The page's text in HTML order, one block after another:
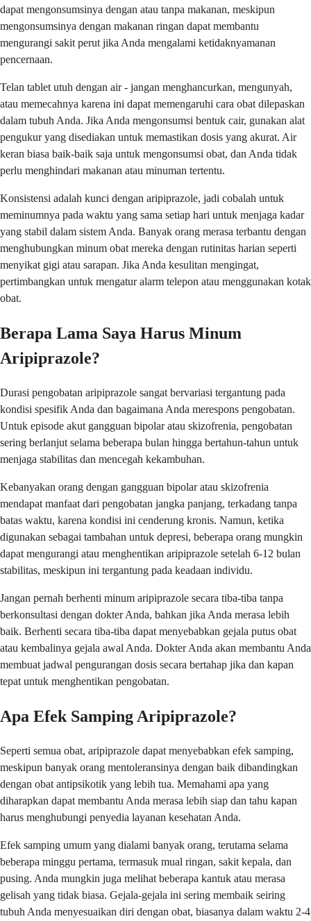
dapat mengonsumsinya dengan atau tanpa makanan, meskipun
mengonsumsinya dengan makanan ringan dapat membantu
mengurangi sakit perut jika Anda mengalami ketidaknyamanan
pencernaan.
Telan tablet utuh dengan air - jangan menghancurkan, mengunyah,
atau memecahnya karena ini dapat memengaruhi cara obat dilepaskan
dalam tubuh Anda. Jika Anda mengonsumsi bentuk cair, gunakan alat
pengukur yang disediakan untuk memastikan dosis yang akurat. Air
keran biasa baik-baik saja untuk mengonsumsi obat, dan Anda tidak
perlu menghindari makanan atau minuman tertentu.
Konsistensi adalah kunci dengan aripiprazole, jadi cobalah untuk
meminumnya pada waktu yang sama setiap hari untuk menjaga kadar
yang stabil dalam sistem Anda. Banyak orang merasa terbantu dengan
menghubungkan minum obat mereka dengan rutinitas harian seperti
menyikat gigi atau sarapan. Jika Anda kesulitan mengingat,
pertimbangkan untuk mengatur alarm telepon atau menggunakan kotak
obat.
Berapa Lama Saya Harus Minum
Aripiprazole?
Durasi pengobatan aripiprazole sangat bervariasi tergantung pada
kondisi spesifik Anda dan bagaimana Anda merespons pengobatan.
Untuk episode akut gangguan bipolar atau skizofrenia, pengobatan
sering berlanjut selama beberapa bulan hingga bertahun-tahun untuk
menjaga stabilitas dan mencegah kekambuhan.
Kebanyakan orang dengan gangguan bipolar atau skizofrenia
mendapat manfaat dari pengobatan jangka panjang, terkadang tanpa
batas waktu, karena kondisi ini cenderung kronis. Namun, ketika
digunakan sebagai tambahan untuk depresi, beberapa orang mungkin
dapat mengurangi atau menghentikan aripiprazole setelah 6-12 bulan
stabilitas, meskipun ini tergantung pada keadaan individu.
Jangan pernah berhenti minum aripiprazole secara tiba-tiba tanpa
berkonsultasi dengan dokter Anda, bahkan jika Anda merasa lebih
baik. Berhenti secara tiba-tiba dapat menyebabkan gejala putus obat
atau kembalinya gejala awal Anda. Dokter Anda akan membantu Anda
membuat jadwal pengurangan dosis secara bertahap jika dan kapan
tepat untuk menghentikan pengobatan.
Apa Efek Samping Aripiprazole?
Seperti semua obat, aripiprazole dapat menyebabkan efek samping,
meskipun banyak orang mentoleransinya dengan baik dibandingkan
dengan obat antipsikotik yang lebih tua. Memahami apa yang
diharapkan dapat membantu Anda merasa lebih siap dan tahu kapan
harus menghubungi penyedia layanan kesehatan Anda.
Efek samping umum yang dialami banyak orang, terutama selama
beberapa minggu pertama, termasuk mual ringan, sakit kepala, dan
pusing. Anda mungkin juga melihat beberapa kantuk atau merasa
gelisah yang tidak biasa. Gejala-gejala ini sering membaik seiring
tubuh Anda menyesuaikan diri dengan obat, biasanya dalam waktu 2-4